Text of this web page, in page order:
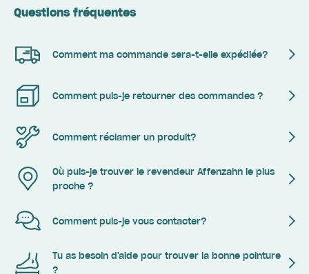
Questions fréquentes
Comment ma commande sera-t-elle expédiée?
Comment puis-je retourner des commandes ?
Comment réclamer un produit?
Où puis-je trouver le revendeur Affenzahn le plus
proche ?
Comment puis-je vous contacter?
Tu as besoin d'aide pour trouver la bonne pointure
?